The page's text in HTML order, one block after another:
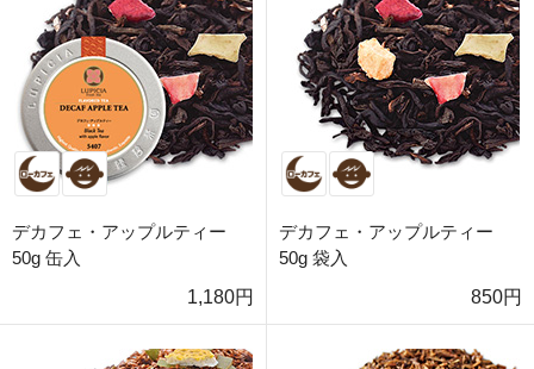
デカフェ・アップルティー
50g 缶入
1,180円
デカフェ・アップルティー
50g 袋入
850円